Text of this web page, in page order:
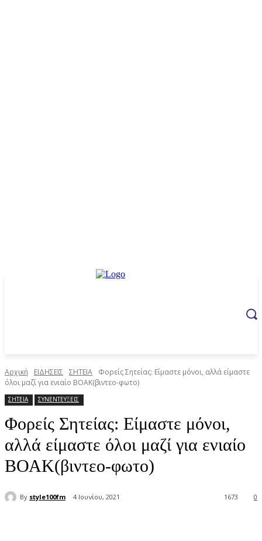
Αρχική ΕΙΔΗΣΕΙΣ ΣΗΤΕΙΑ
Φορείς Σητείας: Είμαστε μόνοι, αλλά είμαστε
όλοι μαζί για ενιαίο ΒΟΑΚ(βιντεο-φωτο)
ΣΗΤΕΙΑ ΣΥΝΕΝΤΕΥΞΕΙΣ
Φορείς Σητείας: Είμαστε μόνοι,
αλλά είμαστε όλοι μαζί για ενιαίο
ΒΟΑΚ(βιντεο-φωτο)
By style100fm 4 Ιουνίου, 2021 0
1673